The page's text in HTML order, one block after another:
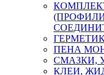
ПЕНА
СМАЗКИ,
КЛЕИ,